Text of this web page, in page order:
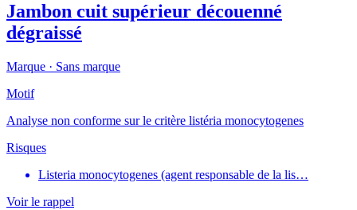
Jambon cuit supérieur découenné
dégraissé
Marque · Sans marque
Motif
Analyse non conforme sur le critère listéria monocytogenes
Risques
Listeria monocytogenes (agent responsable de la lis…
Voir le rappel